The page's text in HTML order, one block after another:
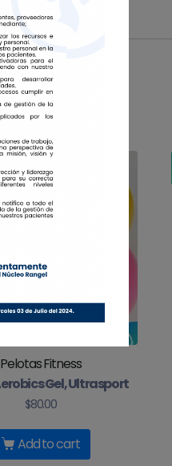
Pelotas Fitness
Gel, Ultrasport
$80.00
Add to cart